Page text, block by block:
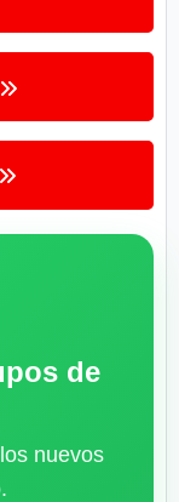
de
nuevos